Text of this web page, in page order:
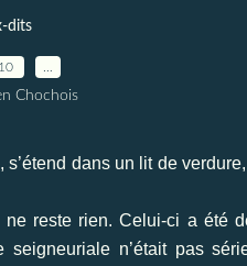
dits
Chochois
dans un lit de
reste rien. Celui-ci a été
n’était pas